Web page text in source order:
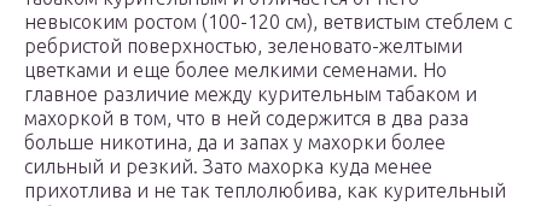
невысоким ростом (100-120 см), ветвистым стеблем с
ребристой поверхностью, зеленовато-желтыми
цветками и еще более мелкими семенами. Но
главное различие между курительным табаком и
махоркой в том, что в ней содержится в два раза
больше никотина, да и запах у махорки более
сильный и резкий. Зато махорка куда менее
прихотлива и не так теплолюбива, как курительный